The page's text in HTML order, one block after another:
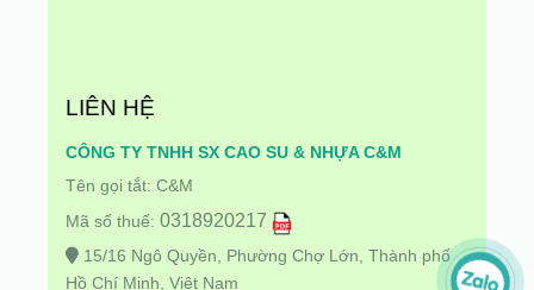
LIÊN HỆ
CÔNG TY TNHH SX CAO SU & NHỰA C&M
Tên gọi tắt: C&M
Mã số thuế: 0318920217
15/16 Ngô Quyền, Phường Chợ Lớn, Thành phố
Hồ Chí Minh, Việt Nam